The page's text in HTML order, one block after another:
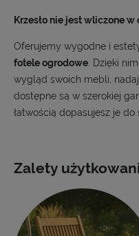
Krzesło nie jest wliczone w
Oferujemy wygodne i
fotele ogrodowe. Dzięki
wygląd swoich mebli,
dostępne są w szerokiej
łatwością dopasujesz je do
Zalety